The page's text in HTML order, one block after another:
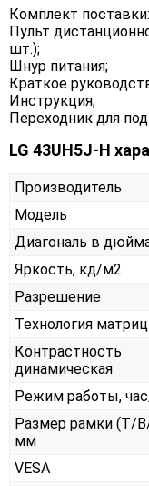
Комплект поставки:
Пульт
шт.);
Шнур питания;
Краткое
Инструкция;
Переходник для
LG 43UH5J-H
Производитель
Модель
Диагональ в
Яркость, кд/м2
Разрешение
Технология
Контрастность
динамическая
Режим работы,
Размер рамки (T/
мм
VESA